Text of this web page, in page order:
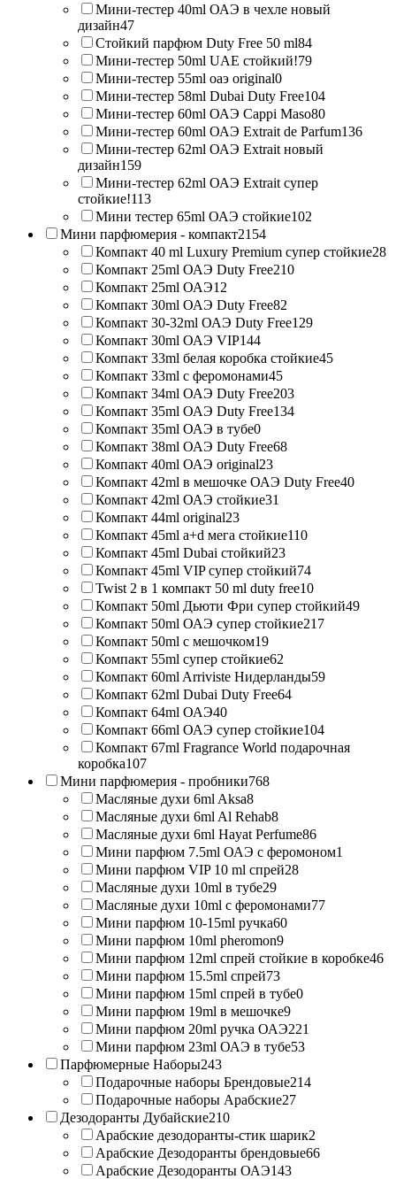
Мини-тестер 40ml ОАЭ в чехле новый
дизайн47
Стойкий парфюм Duty Free 50 ml84
Мини-тестер 50ml UAE стойкий!79
Мини-тестер 55ml оаэ original0
Мини-тестер 58ml Dubai Duty Free104
Мини-тестер 60ml ОАЭ Cappi Maso80
Мини-тестер 60ml ОАЭ Extrait de Parfum136
Мини-тестер 62ml ОАЭ Extrait новый
дизайн159
Мини-тестер 62ml ОАЭ Extrait супер
стойкие!113
Мини тестер 65ml ОАЭ стойкие102
Мини парфюмерия - компакт2154
Компакт 40 ml Luxury Premium супер стойкие28
Компакт 25ml ОАЭ Duty Free210
Компакт 25ml ОАЭ12
Компакт 30ml ОАЭ Duty Free82
Компакт 30-32ml ОАЭ Duty Free129
Компакт 30ml ОАЭ VIP144
Компакт 33ml белая коробка стойкие45
Компакт 33ml с феромонами45
Компакт 34ml ОАЭ Duty Free203
Компакт 35ml ОАЭ Duty Free134
Компакт 35ml ОАЭ в тубе0
Компакт 38ml ОАЭ Duty Free68
Компакт 40ml ОАЭ original23
Компакт 42ml в мешочке ОАЭ Duty Free40
Компакт 42ml ОАЭ стойкие31
Компакт 44ml original23
Компакт 45ml a+d мега стойкие110
Компакт 45ml Dubai стойкий23
Компакт 45ml VIP супер стойкий74
Twist 2 в 1 компакт 50 ml duty free10
Компакт 50ml Дьюти Фри супер стойкий49
Компакт 50ml ОАЭ супер стойкие217
Компакт 50ml с мешочком19
Компакт 55ml супер стойкие62
Компакт 60ml Arriviste Нидерланды59
Компакт 62ml Dubai Duty Free64
Компакт 64ml ОАЭ40
Компакт 66ml ОАЭ супер стойкие104
Компакт 67ml Fragrance World подарочная
коробка107
Мини парфюмерия - пробники768
Масляные духи 6ml Aksa8
Масляные духи 6ml Al Rehab8
Масляные духи 6ml Hayat Perfume86
Мини парфюм 7.5ml ОАЭ с феромоном1
Мини парфюм VIP 10 ml спрей28
Масляные духи 10ml в тубе29
Масляные духи 10ml с феромонами77
Мини парфюм 10-15ml ручка60
Мини парфюм 10ml pheromon9
Мини парфюм 12ml спрей стойкие в коробке46
Мини парфюм 15.5ml спрей73
Мини парфюм 15ml спрей в тубе0
Мини парфюм 19ml в мешочке9
Мини парфюм 20ml ручка ОАЭ221
Мини парфюм 23ml ОАЭ в тубе53
Парфюмерные Наборы243
Подарочные наборы Брендовые214
Подарочные наборы Арабские27
Дезодоранты Дубайские210
Арабские дезодоранты-стик шарик2
Арабские Дезодоранты брендовые66
Арабские Дезодоранты ОАЭ143